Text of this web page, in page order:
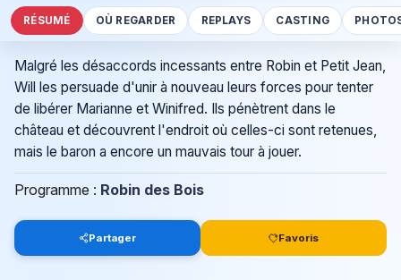
RÉSUMÉ OÙ REGARDER REPLAYS CASTING
Malgré les désaccords incessants entre Robin et Petit Jean,
Will les persuade d'unir à nouveau leurs forces pour tenter
de libérer Marianne et Winifred. Ils pénètrent dans le
château et découvrent l'endroit où celles-ci sont retenues,
mais le baron a encore un mauvais tour à jouer.
Programme : Robin des Bois
Partager Favoris